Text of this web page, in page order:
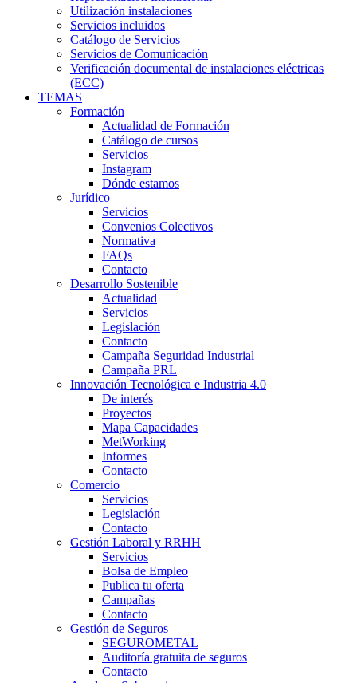
Utilización instalaciones
Servicios incluidos
Catálogo de Servicios
Servicios de Comunicación
Verificación documental de instalaciones eléctricas
(ECC)
TEMAS
Formación
Actualidad de Formación
Catálogo de cursos
Servicios
Instagram
Dónde estamos
Jurídico
Servicios
Convenios Colectivos
Normativa
FAQs
Contacto
Desarrollo Sostenible
Actualidad
Servicios
Legislación
Contacto
Campaña Seguridad Industrial
Campaña PRL
Innovación Tecnológica e Industria 4.0
De interés
Proyectos
Mapa Capacidades
MetWorking
Informes
Contacto
Comercio
Servicios
Legislación
Contacto
Gestión Laboral y RRHH
Servicios
Bolsa de Empleo
Publica tu oferta
Campañas
Contacto
Gestión de Seguros
SEGUROMETAL
Auditoría gratuita de seguros
Contacto